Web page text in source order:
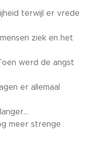
terwijl er vrede
ziek en het
werd de angst
allemaal
meer strenge